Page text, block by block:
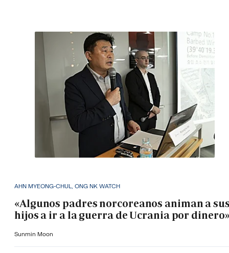
AHN MYEONG-CHUL, ONG NK WATCH
«Algunos padres norcoreanos animan a
hijos a ir a la guerra de Ucrania por
Sunmin Moon